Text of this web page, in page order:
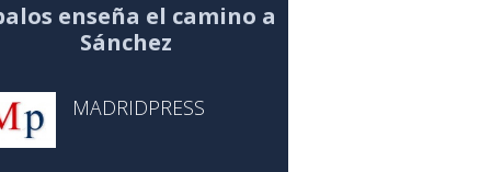
enseña el camino a
Sánchez
MADRIDPRESS